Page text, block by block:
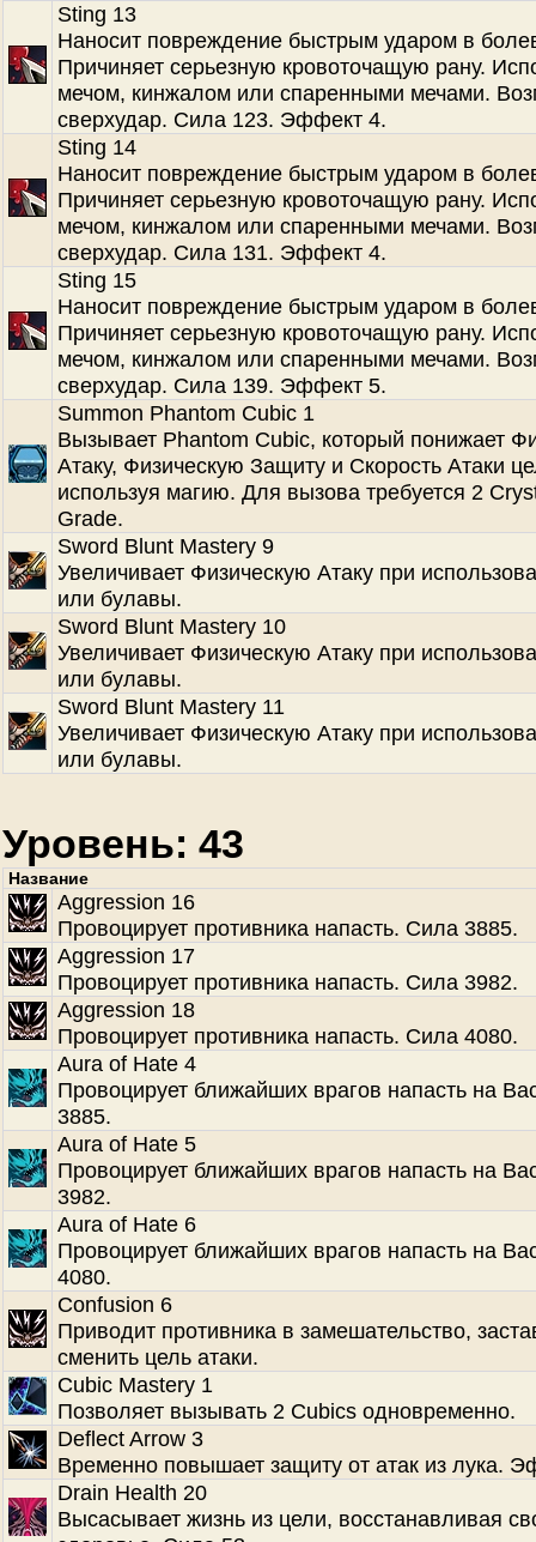
Sting 13
Наносит повреждение быстрым ударом в
Причиняет серьезную кровоточащую рану.
мечом, кинжалом или спаренными мечами.
сверхудар. Сила 123. Эффект 4.
Sting 14
Наносит повреждение быстрым ударом в
Причиняет серьезную кровоточащую рану.
мечом, кинжалом или спаренными мечами.
сверхудар. Сила 131. Эффект 4.
Sting 15
Наносит повреждение быстрым ударом в
Причиняет серьезную кровоточащую рану.
мечом, кинжалом или спаренными мечами.
сверхудар. Сила 139. Эффект 5.
Summon Phantom Cubic 1
Вызывает Phantom Cubic, который понижает
Атаку, Физическую Защиту и Скорость Атаки
используя магию. Для вызова требуется 2
Grade.
Sword Blunt Mastery 9
Увеличивает Физическую Атаку при
или булавы.
Sword Blunt Mastery 10
Увеличивает Физическую Атаку при
или булавы.
Sword Blunt Mastery 11
Увеличивает Физическую Атаку при
или булавы.
Уровень: 43
Название
Aggression 16
Провоцирует противника напасть. Сила 3885.
Aggression 17
Провоцирует противника напасть. Сила 3982.
Aggression 18
Провоцирует противника напасть. Сила 4080.
Aura of Hate 4
Провоцирует ближайших врагов напасть на
3885.
Aura of Hate 5
Провоцирует ближайших врагов напасть на
3982.
Aura of Hate 6
Провоцирует ближайших врагов напасть на
4080.
Confusion 6
Приводит противника в замешательство,
сменить цель атаки.
Cubic Mastery 1
Позволяет вызывать 2 Cubics одновременно.
Deflect Arrow 3
Временно повышает защиту от атак из лука.
Drain Health 20
Высасывает жизнь из цели, восстанавливая